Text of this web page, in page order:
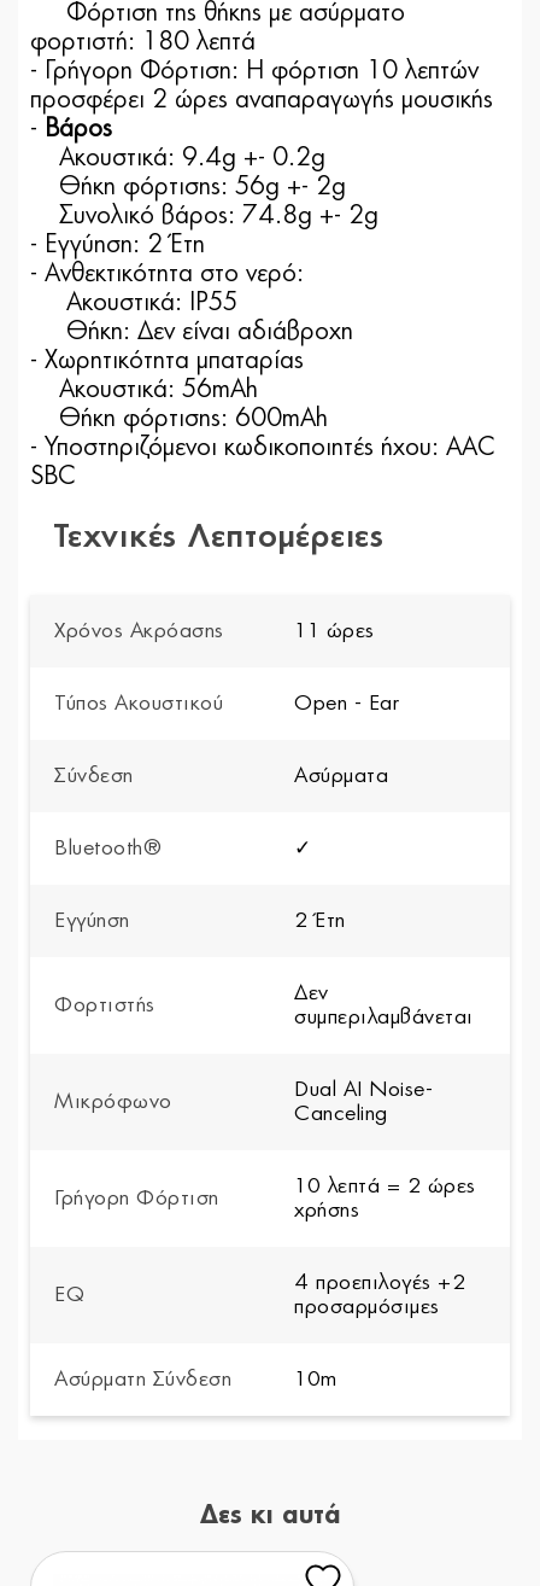
Φόρτιση της θήκης με ασύρματο
φορτιστή: 180 λεπτά
- Γρήγορη Φόρτιση: Η φόρτιση 10 λεπτών
προσφέρει 2 ώρες αναπαραγωγής μουσικής
- Βάρος
Ακουστικά: 9.4g +- 0.2g
Θήκη φόρτισης: 56g +- 2g
Συνολικό βάρος: 74.8g +- 2g
- Εγγύηση: 2 Έτη
- Ανθεκτικότητα στο νερό:
Ακουστικά: IP55
Θήκη: Δεν είναι αδιάβροχη
- Χωρητικότητα μπαταρίας
Ακουστικά: 56mAh
Θήκη φόρτισης: 600mAh
- Υποστηριζόμενοι κωδικοποιητές ήχου: AAC
SBC
Τεχνικές Λεπτομέρειες
Χρόνος Ακρόασης 11 ώρες
Τύπος Ακουστικού Open - Ear
Σύνδεση Ασύρματα
Bluetooth® ✓
Εγγύηση 2 Έτη
Φορτιστής
Δεν
συμπεριλαμβάνεται
Μικρόφωνο
Dual AI Noise-
Canceling
Γρήγορη Φόρτιση
10 λεπτά = 2 ώρες
χρήσης
EQ
4 προεπιλογές +2
προσαρμόσιμες
Ασύρματη Σύνδεση 10m
Δες κι αυτά